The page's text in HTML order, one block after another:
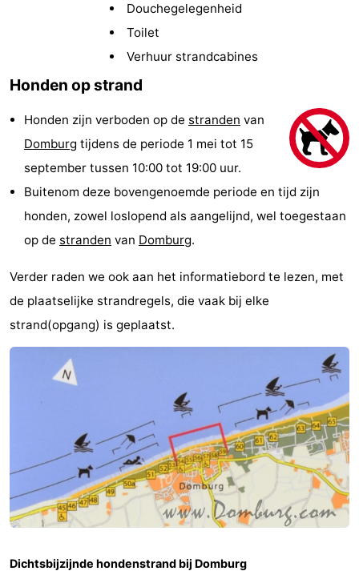
Wijngaerde
(&
breakfasts)
Campings
Hotels
Vakantiehuizen
-
Buitenhof
Domburg
Westhove
Last
minutes
Strand
Bezienswaardigheden
Musea
-
Monumenten
-
Douchegelegenheid
Toilet
Verhuur strandcabines
Honden op strand
Honden zijn verboden op de stranden van
Domburg tijdens de periode 1 mei tot 15
september tussen 10:00 tot 19:00 uur.
Buitenom deze bovengenoemde periode en tijd zijn
honden, zowel loslopend als aangelijnd, wel toegestaan
op de stranden van Domburg.
Verder raden we ook aan het informatiebord te lezen, met
de plaatselijke strandregels, die vaak bij elke
strand(opgang) is geplaatst.
Dichtsbijzijnde hondenstrand bij Domburg